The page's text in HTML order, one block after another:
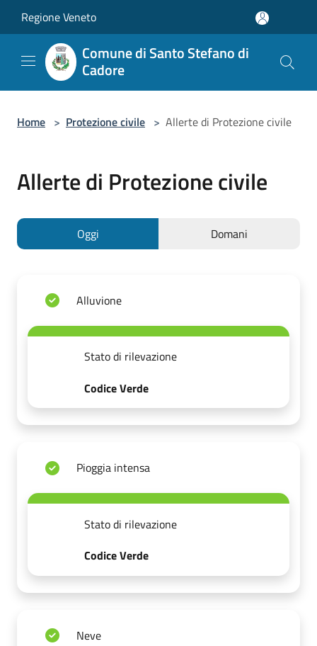
Regione Veneto
Comune di Santo Stefano di
Cadore
Home > Protezione civile > Allerte di Protezione civile
Allerte di Protezione civile
Oggi Domani
Alluvione
Stato di rilevazione
Codice Verde
Pioggia intensa
Stato di rilevazione
Codice Verde
Neve